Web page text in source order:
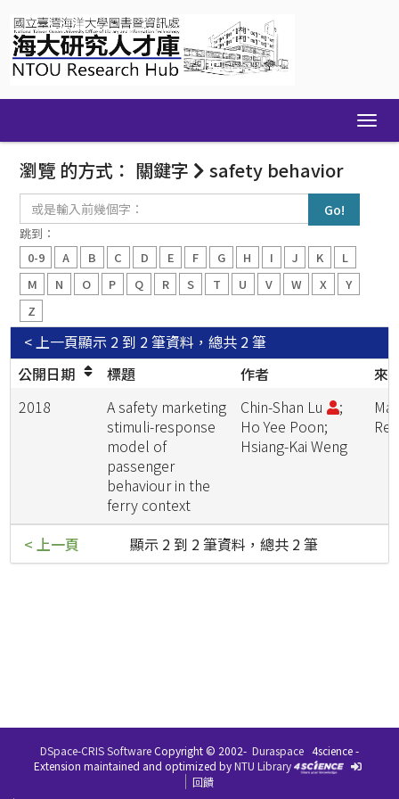
navigation
瀏覽 的方式： 關鍵字 safety behavior
入
前
幾
個
跳到：
0-9
A B C D E F G H I J K
L
M
N O P Q R S T U V W X
Y
Z
顯示 2 到 2 筆資料，總共 2 筆
< 上一頁
公開日期
標題 作者
來
2018
A safety marketing
stimuli-response
model of
passenger
behaviour in the
ferry context
Chin-Shan Lu
;
Ho Yee Poon;
Hsiang-Kai Weng
顯示 2 到 2 筆資料，總共 2 筆
< 上一頁
DSpace-CRIS SoftwareCopyright © 2002- Duraspace 4science -
Extension maintained and optimized byNTU Library
回饋